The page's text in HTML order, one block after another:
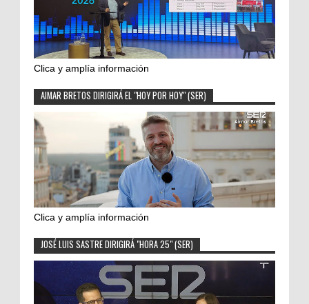
Clica y amplía información
AIMAR BRETOS DIRIGIRÁ EL "HOY POR HOY" (SER)
Clica y amplía información
JOSÉ LUIS SASTRE DIRIGIRÁ "HORA 25" (SER)